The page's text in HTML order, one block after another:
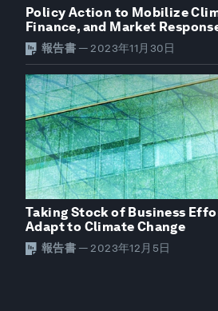
Policy Action to Mobilize
Finance, and Market
報告書 — 2023年11月30日
Taking Stock of Business
Adapt to Climate Change
報告書 — 2023年12月5日